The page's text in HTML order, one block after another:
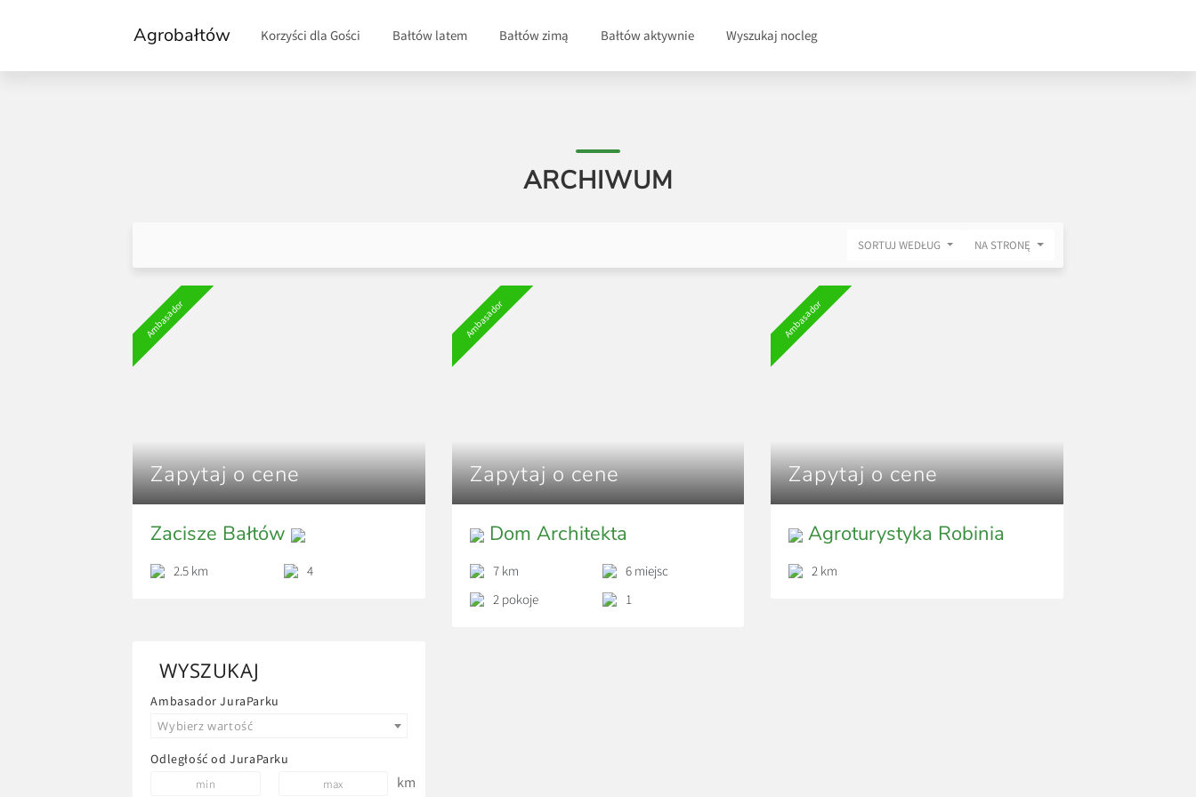
Agrobałtów Korzyści dla Gości Bałtów latem Bałtów zimą Bałtów aktywnie Wyszukaj nocleg
ARCHIWUM
SORTUJ WEDŁUG NA STRONĘ
Ambasador
Zapytaj o cene
Zacisze Bałtów
2.5 km 4
Ambasador
Zapytaj o cene
Dom Architekta
7 km
6 miejsc
2 pokoje
1
Ambasador
Zapytaj o cene
Agroturystyka Robinia
2 km
WYSZUKAJ
Ambasador JuraParku
Wybierz wartość
Odległość od JuraParku
km